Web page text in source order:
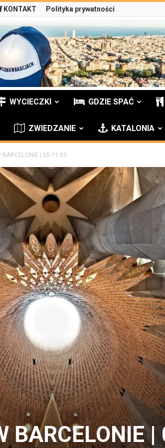
KONTAKT Polityka prywatności
WYCIECZKI GDZIE SPAĆ
ZWIEDZANIE KATALONIA
BARCELONIE | 05-11.03
BARCELONIE